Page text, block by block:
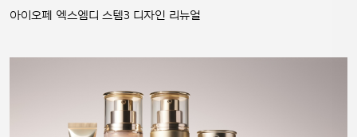
아이오페 엑스엠디 스템3 디자인 리뉴얼